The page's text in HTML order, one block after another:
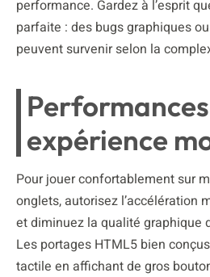
performance. Gardez à l’esprit
parfaite : des bugs graphiques
peuvent survenir selon la
expérience
Pour jouer confortablement sur
onglets, autorisez l’accélération
et diminuez la qualité graphique
Les portages HTML5 bien
tactile en affichant de gros